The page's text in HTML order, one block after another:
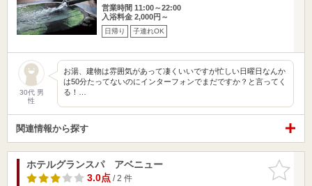
営業時間 11:00～22:00
入浴料金 2,000円～
日帰り 子連れOK
30代 男
性
お湯、建物は雰囲気があって凄くいいですが忙しい日曜日なんか
は50分たってないのにインターフォンでまだですか？と言ってく
る！…
関連情報から探す
お気に入
りに追加
ホテルグランスパ アベニュー
3.0点/ 2 件